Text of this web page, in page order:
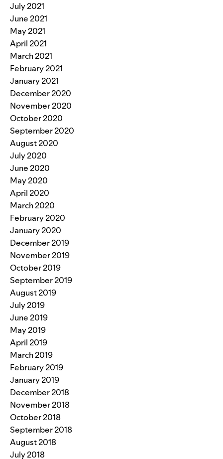
July 2021
June 2021
May 2021
April 2021
March 2021
February 2021
January 2021
December 2020
November 2020
October 2020
September 2020
August 2020
July 2020
June 2020
May 2020
April 2020
March 2020
February 2020
January 2020
December 2019
November 2019
October 2019
September 2019
August 2019
July 2019
June 2019
May 2019
April 2019
March 2019
February 2019
January 2019
December 2018
November 2018
October 2018
September 2018
August 2018
July 2018